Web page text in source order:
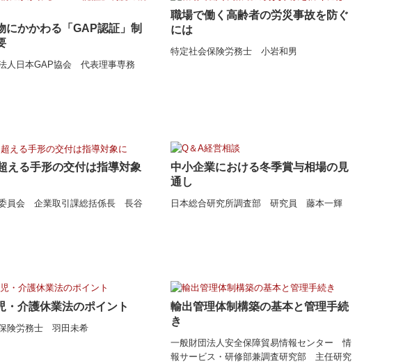
にかかわる「GAP認証」制
人日本GAP協会 代表理事専務
職場で働く高齢者の労災事故を防ぐ
には
特定社会保険労務士 小岩和男
える手形の交付は指導対象
員会 企業取引課総括係長 長谷
中小企業における冬季賞与相場の見
通し
日本総合研究所調査部 研究員 藤本一輝
・介護休業法のポイント
険労務士 羽田未希
輸出管理体制構築の基本と管理手続
き
一般財団法人安全保障貿易情報センター情
報サービス・研修部兼調査研究部 主任研究